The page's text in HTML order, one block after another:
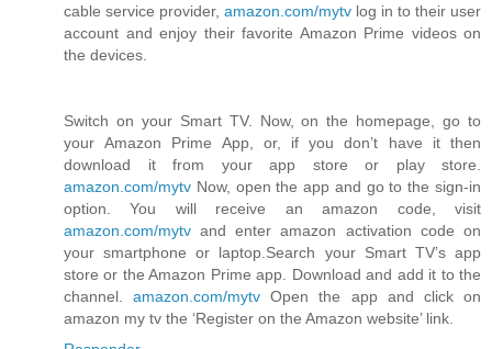
cable service provider, amazon.com/mytv log in to their user
account and enjoy their favorite Amazon Prime videos on
the devices.
Switch on your Smart TV. Now, on the homepage, go to
your Amazon Prime App, or, if you don’t have it then
download it from your app store or play store.
amazon.com/mytv Now, open the app and go to the sign-in
option. You will receive an amazon code, visit
amazon.com/mytv and enter amazon activation code on
your smartphone or laptop.Search your Smart TV’s app
store or the Amazon Prime app. Download and add it to the
channel.amazon.com/mytv Open the app and click on
amazon my tv the ‘Register on the Amazon website’ link.